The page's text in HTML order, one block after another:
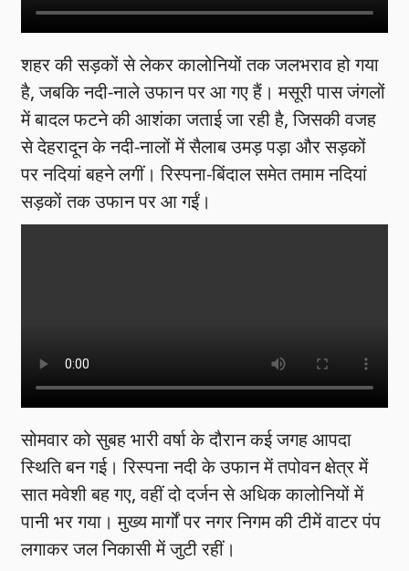
शहर की सड़कों से लेकर कालोनियों तक जलभराव हो गया
है, जबकि नदी-नाले उफान पर आ गए हैं। मसूरी पास जंगलों
में बादल फटने की आशंका जताई जा रही है, जिसकी वजह
से देहरादून के नदी-नालों में सैलाब उमड़ पड़ा और सड़कों
पर नदियां बहने लगीं। रिस्पना-बिंदाल समेत तमाम नदियां
सड़काें तक उफान पर आ गईं।
सोमवार को सुबह भारी वर्षा के दौरान कई जगह आपदा
स्थिति बन गई। रिस्पना नदी के उफान में तपोवन क्षेत्र में
सात मवेशी बह गए, वहीं दो दर्जन से अधिक कालोनियों में
पानी भर गया। मुख्य मार्गों पर नगर निगम की टीमें वाटर पंप
लगाकर जल निकासी में जुटी रहीं।